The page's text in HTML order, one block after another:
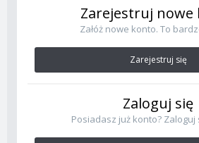
Zarejestruj nowe
Załóż nowe konto. To
Zarejestruj się
Zaloguj się
Posiadasz już konto? Zaloguj